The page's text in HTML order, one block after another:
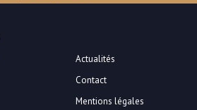
Actualités
Contact
Mentions légales